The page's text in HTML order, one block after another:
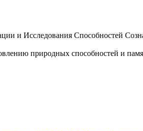
Исследования Способностей
природных способностей и